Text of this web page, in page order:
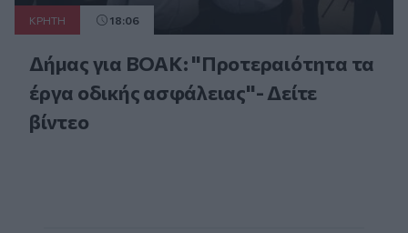
ΚΡΗΤΗ 18:06
Δήμας για ΒΟΑΚ: "Προτεραιότητα τα
έργα οδικής ασφάλειας"- Δείτε
βίντεο